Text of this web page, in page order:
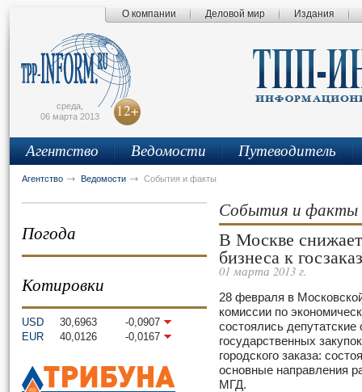
О компании Деловой мир Издания
среда,
06 марта 2013
12+
Агентство Ведомости Путеводитель
Агентство Ведомости События и факты
Погода
Котировки
USD 30,6963
-0,0907
EUR
40,0126 -0,0167
События и факты
В Москве
бизнеса к
01 марта 2013 г.
28 февраля в
комиссии по
состоялись
государственных
городского заказа:
основные направления
МГД.